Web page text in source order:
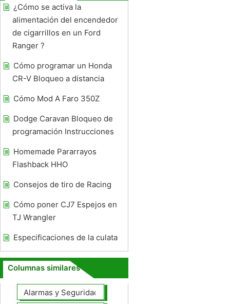
¿Cómo se activa la
alimentación del encendedor
de cigarrillos en un Ford
Ranger ?
Cómo programar un Honda
CR-V Bloqueo a distancia
Cómo Mod A Faro 350Z
Dodge Caravan Bloqueo de
programación Instrucciones
Homemade Pararrayos
Flashback HHO
Consejos de tiro de Racing
Cómo poner CJ7 Espejos en
TJ Wrangler
Especificaciones de la culata
Columnas similares
Alarmas y Seguridad